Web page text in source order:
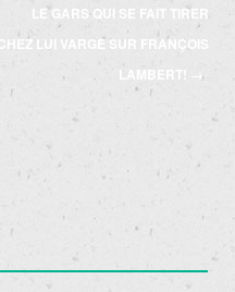
LE GARS QUI SE FAIT TIRER
CHEZ LUI VARGE SUR FRANÇOIS
LAMBERT!
→